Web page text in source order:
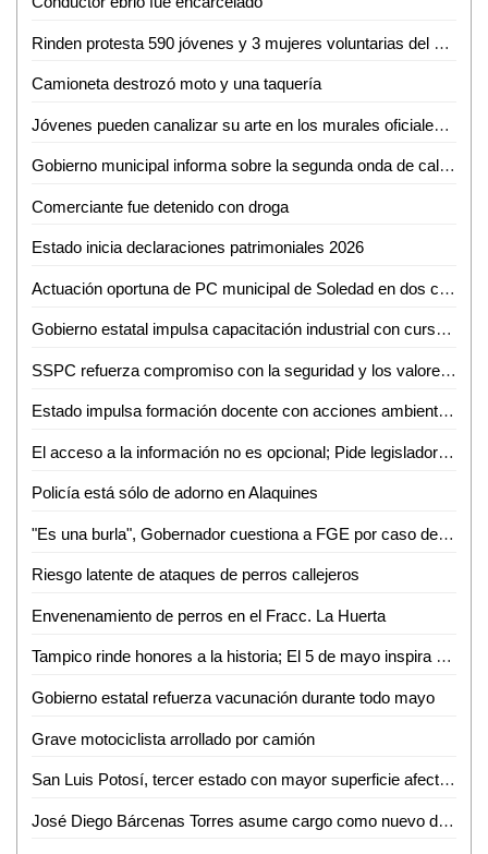
Rinden protesta 590 jóvenes y 3 mujeres voluntarias del Servicio Militar Nacional en Ciudad Valles
Camioneta destrozó moto y una taquería
Jóvenes pueden canalizar su arte en los murales oficiales del puerto: Mónica Villareal
Gobierno municipal informa sobre la segunda onda de calor en la región
Comerciante fue detenido con droga
Estado inicia declaraciones patrimoniales 2026
Actuación oportuna de PC municipal de Soledad en dos conatos de incendio
Gobierno estatal impulsa capacitación industrial con cursos especializados en mayo
SSPC refuerza compromiso con la seguridad y los valores nacionales
Estado impulsa formación docente con acciones ambientales y artísticas
El acceso a la información no es opcional; Pide legisladora mejorar atención a grupos vulnerables
Policía está sólo de adorno en Alaquines
"Es una burla", Gobernador cuestiona a FGE por caso de exfuncionario bajo arresto domiciliario
Riesgo latente de ataques de perros callejeros
Envenenamiento de perros en el Fracc. La Huerta
Tampico rinde honores a la historia; El 5 de mayo inspira el trabajo por la ciudad
Gobierno estatal refuerza vacunación durante todo mayo
Grave motociclista arrollado por camión
San Luis Potosí, tercer estado con mayor superficie afectada por incendios forestales
José Diego Bárcenas Torres asume cargo como nuevo director del Tec de Valles